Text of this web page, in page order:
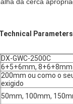
DX-GWC-2500C
6+5+6mm, 8+6+8mm
200mm ou como o
exigido
50mm, 100mm,